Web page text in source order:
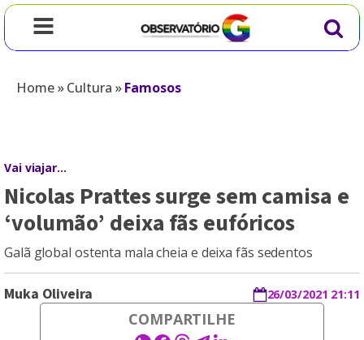
Home»Cultura »Famosos
Vai viajar...
Nicolas Prattes surge sem camisa e
‘volumão’ deixa fãs eufóricos
Galã global ostenta mala cheia e deixa fãs sedentos
Muka Oliveira 26/03/2021 21:11
COMPARTILHE